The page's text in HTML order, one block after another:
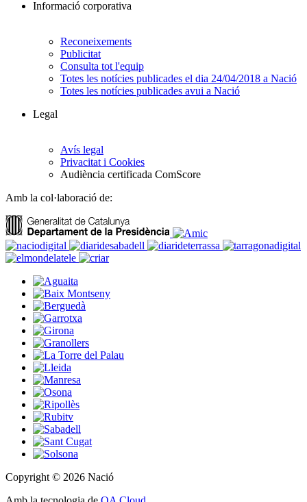
Informació corporativa
Reconeixements
Publicitat
Consulta tot l'equip
Totes les notícies publicades el dia 24/04/2018 a Nació
Totes les notícies publicades avui a Nació
Legal
Avís legal
Privacitat i Cookies
Audiència certificada ComScore
Amb la col·laboració de:
Copyright © 2026 Nació